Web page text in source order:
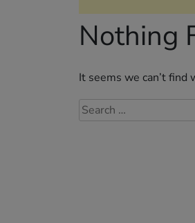
Nothing
It seems we can’t find
Search
for: